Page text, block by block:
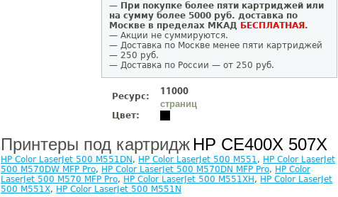
— При покупке более пяти картриджей или
на сумму более 5000 руб. доставка по
Москве в пределах МКАД БЕСПЛАТНАЯ .
— Акции не суммируются.
— Доставка по Москве менее пяти картриджей
— 250 руб.
— Доставка по России — от 250 руб.
Ресурс:
11000
страниц
Цвет:
Принтеры под картридж HP CE400X 507X
HP Color LaserJet 500 M551DN , HP Color LaserJet 500 M551, HP Color LaserJet
500 M570DW MFP Pro, HP Color LaserJet 500 M570DN MFP Pro, HP Color
LaserJet 500 M570 MFP Pro, HP Color LaserJet 500 M551XH , HP Color LaserJet
500 M551X, HP Color LaserJet 500 M551N